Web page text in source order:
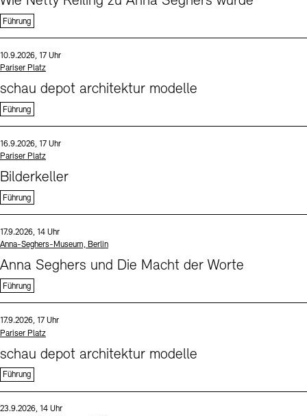
Führung
Datum und Uhrzeit:
10.9.2026, 17 Uhr
Standort
Pariser Platz
schau depot architektur modelle
Führung
Datum und Uhrzeit:
16.9.2026, 17 Uhr
Standort
Pariser Platz
Bilderkeller
Führung
Datum und Uhrzeit:
17.9.2026, 14 Uhr
Standort
Anna-Seghers-Museum, Berlin
Anna Seghers und Die Macht der Worte
Führung
Datum und Uhrzeit:
17.9.2026, 17 Uhr
Standort
Pariser Platz
schau depot architektur modelle
Führung
Datum und Uhrzeit:
23.9.2026, 14 Uhr